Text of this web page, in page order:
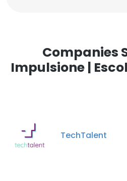
Companies
Impulsione |
TechTalent